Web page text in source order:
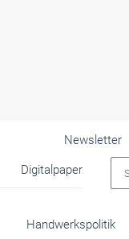
Digitalpaper
Newsletter
Handwerkspolitik